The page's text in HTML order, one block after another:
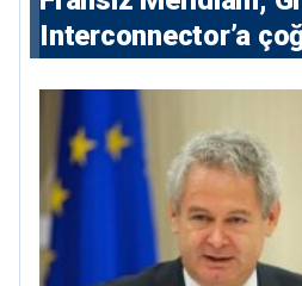
Interconnector’a